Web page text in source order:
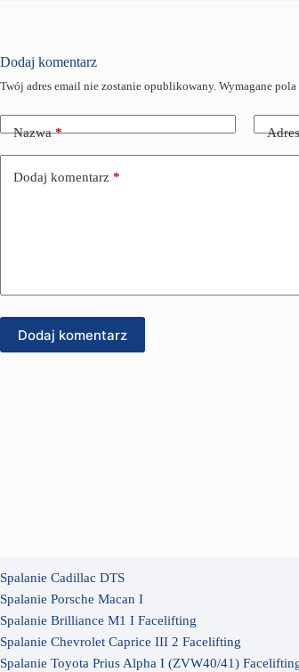
Dodaj komentarz
Twój adres email nie zostanie opublikowany. Wymagane pola
Nazwa*
Dodaj komentarz *
Dodaj komentarz
Spalanie Cadillac DTS
Spalanie Porsche Macan I
Spalanie Brilliance M1 I Facelifting
Spalanie Chevrolet Caprice III 2 Facelifting
Spalanie Toyota Prius Alpha I (ZVW40/41)